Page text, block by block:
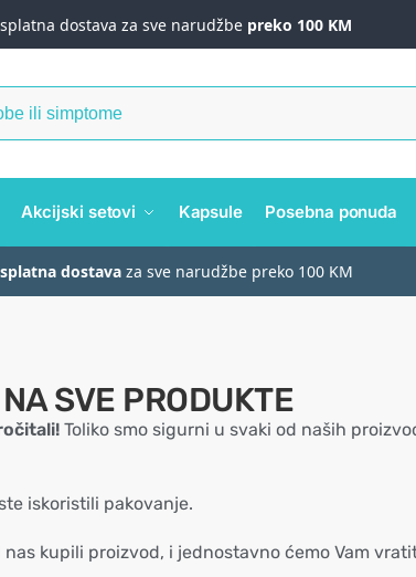
dostava za sve narudžbe preko 100 KM
Akcijski setovi Kapsule Posebna ponuda
dostavaza sve narudžbe preko 100 KM
SVE PRODUKTE
Toliko smo sigurni u svaki od naših
iskoristili pakovanje.
kupili proizvod, i jednostavno ćemo Vam